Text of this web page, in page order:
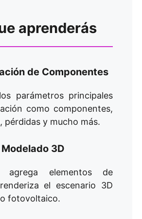
aprenderás
de Componentes
parámetros principales
como componentes,
pérdidas y mucho más.
Modelado 3D
agrega elementos de
el escenario 3D
fotovoltaico.